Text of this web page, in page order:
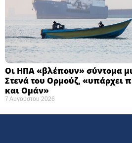
Οι ΗΠΑ «βλέπουν» σύντομα
Στενά του Ορμούζ, «υπάρχει
και Ομάν»
7 Αυγούστου 2026